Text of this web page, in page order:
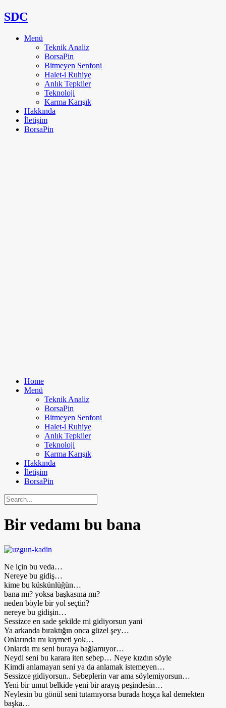
SDC
Menü
Teknik Analiz
BorsaPin
Bitmeyen Senfoni
Halet-i Ruhiye
Anlık Tepkiler
Teknoloji
Karma Karışık
Hakkında
İletişim
BorsaPin
Home
Menü
Teknik Analiz
BorsaPin
Bitmeyen Senfoni
Halet-i Ruhiye
Anlık Tepkiler
Teknoloji
Karma Karışık
Hakkında
İletişim
BorsaPin
Bir vedamı bu bana
Ne için bu veda…
Nereye bu gidiş…
kime bu küskünlüğün…
bana mı? yoksa başkasına mı?
neden böyle bir yol seçtin?
nereye bu gidişin…
Sessizce en sade şekilde mi gidiyorsun yani
Ya arkanda bıraktığın onca güzel şey…
Onlarında mı kıymeti yok…
Onlarda mı seni buraya bağlamıyor…
Neydi seni bu karara iten sebep… Neye kızdın söyle
Kimdi anlamayan seni ya da anlamak istemeyen…
Sessizce gidiyorsun.. Sebeplerin var ama söylemiyorsun…
Yeni bir umut belkide yeni bir arayış peşindesin…
Neylesin bu gönül seni tutamıyorsa burada hoşça kal demekten
başka…